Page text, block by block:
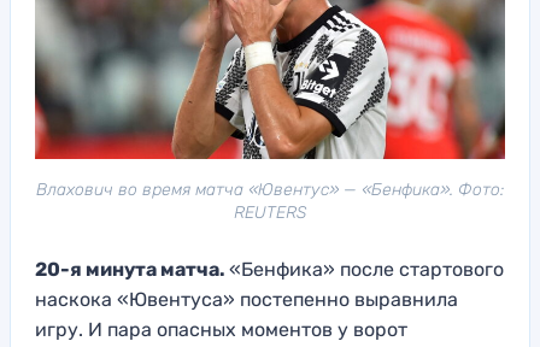
Влахович во время матча «Ювентус» — «Бенфика». Фото:
REUTERS
20-я минута матча. «Бенфика» после стартового
наскока «Ювентуса» постепенно выравнила
игру. И пара опасных моментов у ворот